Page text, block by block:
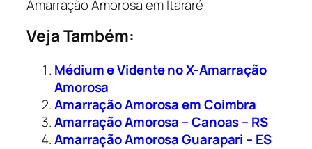
Amarração Amorosa em Itararé
Veja Também:
Médium e Vidente no X-Amarração
Amorosa
Amarração Amorosa em Coimbra
Amarração Amorosa – Canoas – RS
Amarração Amorosa Guarapari – ES